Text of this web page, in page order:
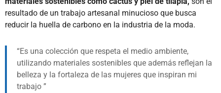
resultado de un trabajo artesanal minucioso que busca
reducir la huella de carbono en la industria de la moda.
Es una colección que respeta el medio ambiente,
utilizando materiales sostenibles que además reflejan la
belleza y la fortaleza de las mujeres que inspiran mi
trabajo